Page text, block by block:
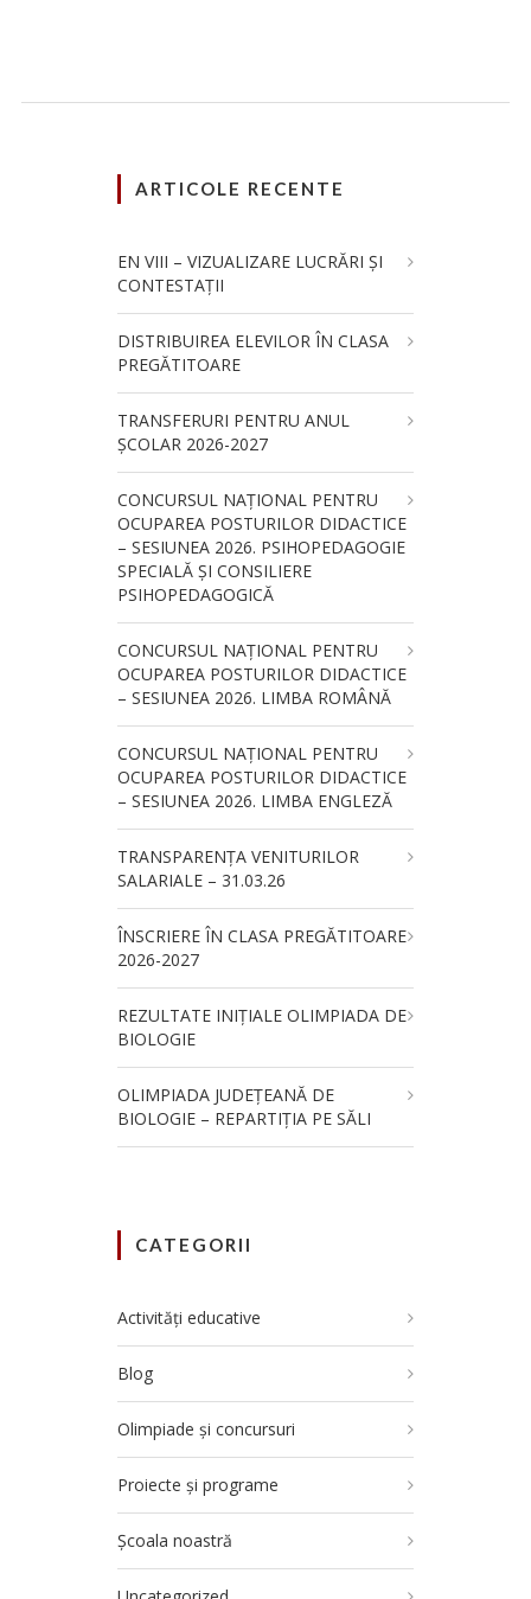
ARTICOLE RECENTE
EN VIII – VIZUALIZARE LUCRĂRI ȘI
CONTESTAȚII
DISTRIBUIREA ELEVILOR ÎN CLASA
PREGĂTITOARE
TRANSFERURI PENTRU ANUL
ȘCOLAR 2026-2027
CONCURSUL NAŢIONAL PENTRU
OCUPAREA POSTURILOR DIDACTICE
– SESIUNEA 2026. PSIHOPEDAGOGIE
SPECIALĂ ȘI CONSILIERE
PSIHOPEDAGOGICĂ
CONCURSUL NAŢIONAL PENTRU
OCUPAREA POSTURILOR DIDACTICE
– SESIUNEA 2026. LIMBA ROMÂNĂ
CONCURSUL NAŢIONAL PENTRU
OCUPAREA POSTURILOR DIDACTICE
– SESIUNEA 2026. LIMBA ENGLEZĂ
TRANSPARENȚA VENITURILOR
SALARIALE – 31.03.26
ÎNSCRIERE ÎN CLASA PREGĂTITOARE
2026-2027
REZULTATE INIȚIALE OLIMPIADA DE
BIOLOGIE
OLIMPIADA JUDEȚEANĂ DE
BIOLOGIE – REPARTIȚIA PE SĂLI
CATEGORII
Activități educative
Blog
Olimpiade și concursuri
Proiecte și programe
Școala noastră